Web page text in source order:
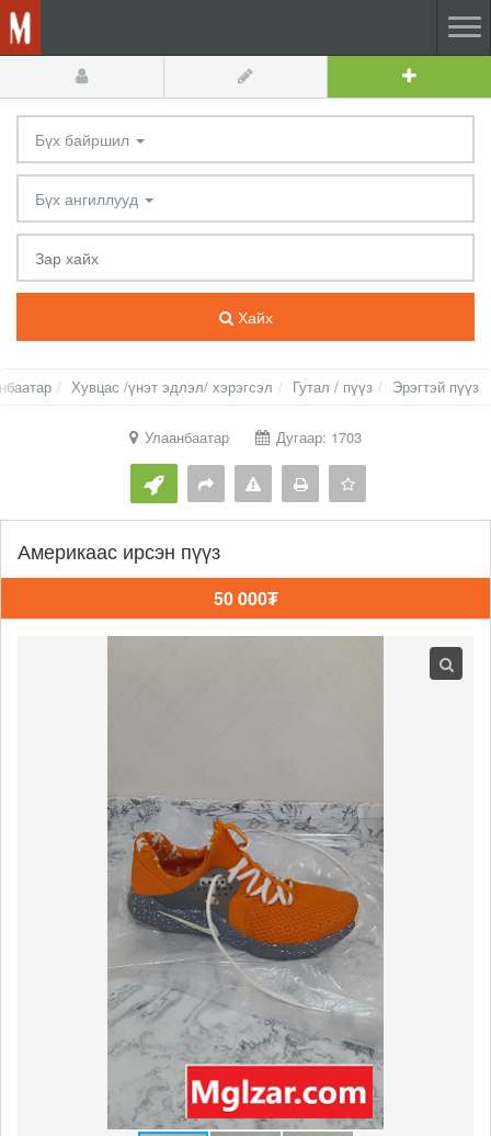
Бүх байршил
Бүх ангиллууд
Хайх
Хувцас /үнэт эдлэл/ хэрэгсэл Гутал / пүүз Эрэгтэй пүүз
Улаанбаатар Дугаар: 1703
Америкаас ирсэн пүүз
50 000₮